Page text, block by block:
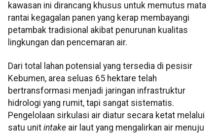
kawasan ini dirancang khusus untuk memutus mata
rantai kegagalan panen yang kerap membayangi
petambak tradisional akibat penurunan kualitas
lingkungan dan pencemaran air.
Dari total lahan potensial yang tersedia di pesisir
Kebumen, area seluas 65 hektare telah
bertransformasi menjadi jaringan infrastruktur
hidrologi yang rumit, tapi sangat sistematis.
Pengelolaan sirkulasi air diatur secara ketat melalui
satu unit intake air laut yang mengalirkan air menuju